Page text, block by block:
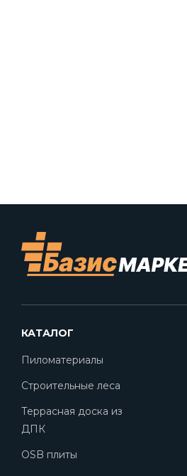
КАТАЛОГ
Пиломатериалы
Строительные леса
Террасная доска из
ДПК
OSB плиты